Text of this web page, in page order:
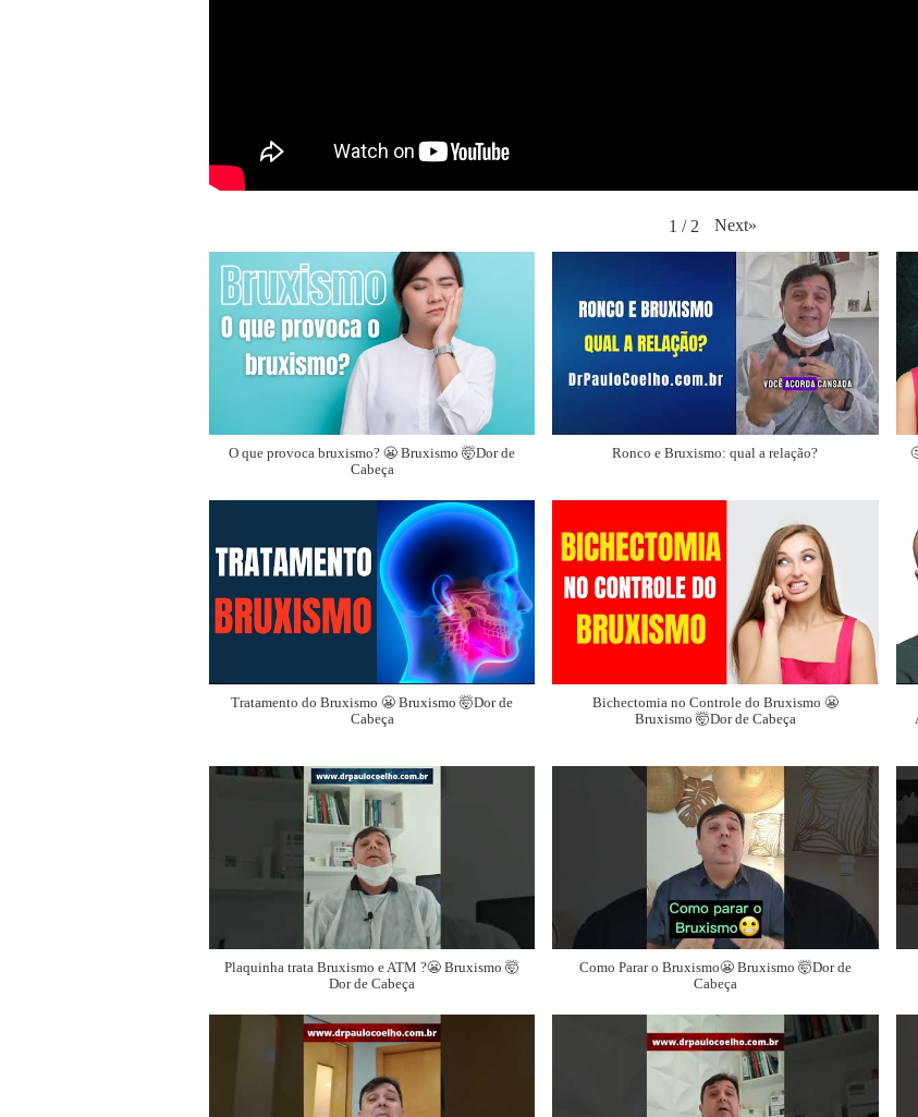
1 / 2 Next»
O que provoca bruxismo? 😬 Bruxismo 🤯Dor de
Cabeça
Ronco e Bruxismo: qual a relação?
Tratamento do Bruxismo 😬 Bruxismo 🤯Dor de
Cabeça
Bichectomia no Controle do Bruxismo 😬
Bruxismo 🤯Dor de Cabeça
Plaquinha trata Bruxismo e ATM ?😬 Bruxismo 🤯
Dor de Cabeça
Como Parar o Bruxismo😬 Bruxismo 🤯Dor de
Cabeça